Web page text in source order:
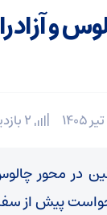
و
در محور
پیش از